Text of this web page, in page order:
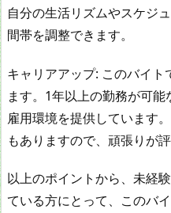
自分の生活リズムやスケジ
間帯を調整できます。
キャリアアップ: このバイ
ます。1年以上の勤務が可
雇用環境を提供しています
もありますので、頑張りが
以上のポイントから、未経
ている方にとって、このバ